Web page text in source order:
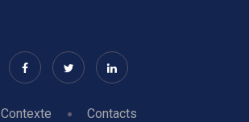
Contexte Contacts